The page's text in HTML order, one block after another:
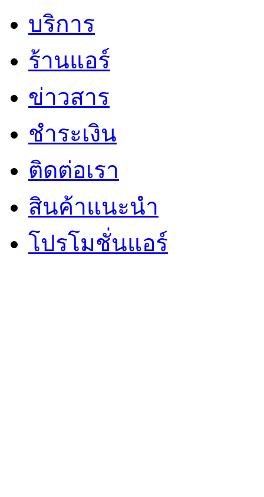
บริการ
ร้านแอร์
ข่าวสาร
ชำระเงิน
ติดต่อเรา
สินค้าแนะนำ
โปรโมชั่นแอร์